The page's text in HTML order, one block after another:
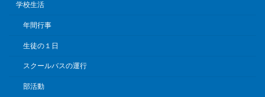
学校生活
年間行事
生徒の１日
スクールバスの運行
部活動